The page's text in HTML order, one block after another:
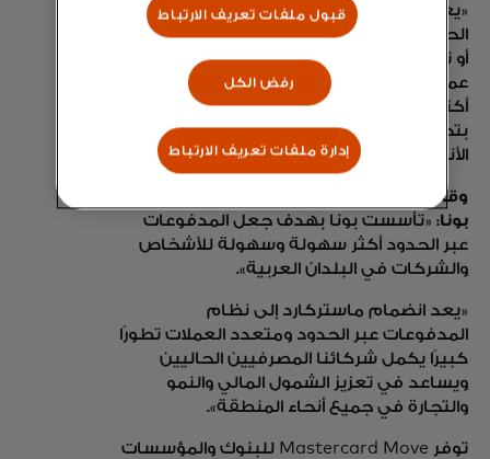
«يعزز التعاون البنية التحتية والاتصالات
الحالية، ويتجنب الحاجة إلى استثمارات كبيرة
أو تعديلات من البنوك مع السماح لها بخدمة
عملائها من المستهلكين والشركات بشكل
أكثر فعالية. كما يؤكد التزام ماستركارد
بتحسين المدفوعات عبر الحدود من خلال ربط
الأنظمة الحالية وتعزيز وصولها وكفاءتها».
وقال مهدي مناع، الرئيس التنفيذي لشركة
بونا: «تأسست بونا بهدف جعل المدفوعات
عبر الحدود أكثر سهولة وسهولة للأشخاص
والشركات في البلدان العربية».
«يعد انضمام ماستركارد إلى نظام
المدفوعات عبر الحدود ومتعدد العملات تطورًا
كبيرًا يكمل شركائنا المصرفيين الحاليين
ويساعد في تعزيز الشمول المالي والنمو
والتجارة في جميع أنحاء المنطقة».
توفر Mastercard Move للبنوك والمؤسسات
قبول ملفات تعريف الارتباط
رفض الكل
إدارة ملفات تعريف الارتباط